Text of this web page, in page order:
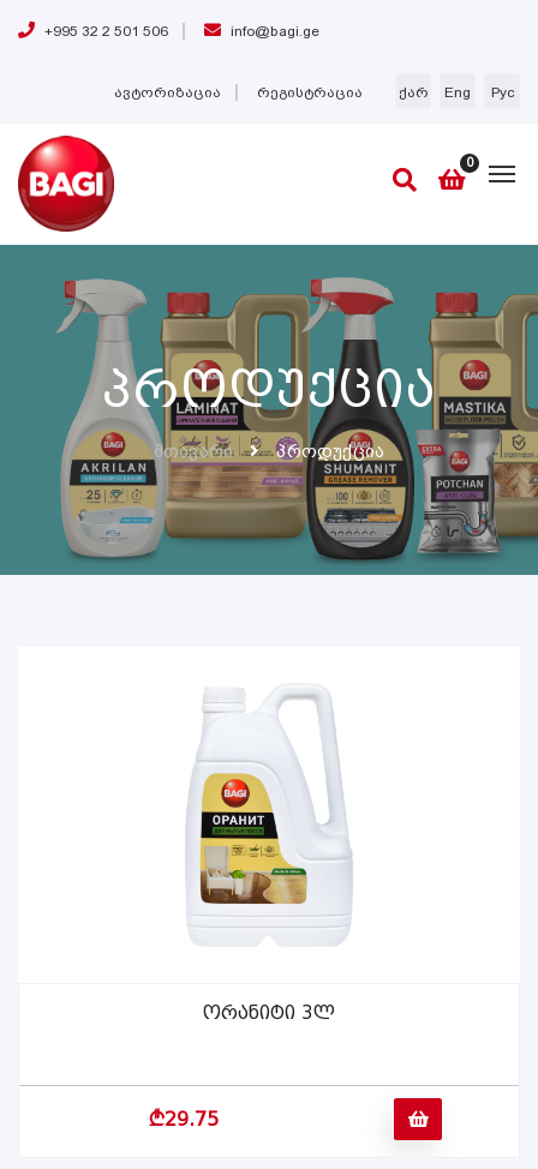
+995 32 2 501 506 info@bagi.ge
ქარ Eng Рус
ავტორიზაცია რეგისტრაცია
0
Პროდუქცია
Მთავარი Პროდუქცია
ᲕᲠᲪᲚᲐᲓ
Ორანიტი 3ლ
b29.75